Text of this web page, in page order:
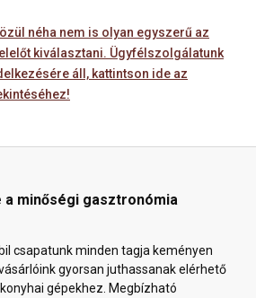
néha nem is olyan egyszerű az
kiválasztani. Ügyfélszolgálatunk
áll, kattintson ide az
a minőségi gasztronómia
csapatunk minden tagja keményen
gyorsan juthassanak elérhető
gépekhez. Megbízható